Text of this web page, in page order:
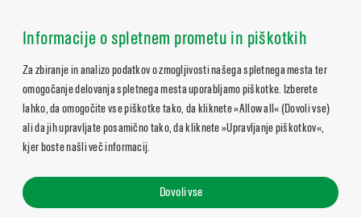
Informacije o spletnem prometu in piškotkih
Za zbiranje in analizo podatkov o zmogljivosti našega spletnega mesta ter
omogočanje delovanja spletnega mesta uporabljamo piškotke. Izberete
lahko, da omogočite vse piškotke tako, da kliknete »Allow all« (Dovoli vse)
ali da jih upravljate posamično tako, da kliknete »Upravljanje piškotkov«,
kjer boste našli več informacij.
Dovoli vse